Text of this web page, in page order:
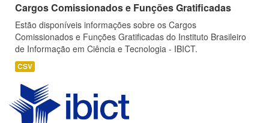
Cargos Comissionados e Funções Gratificadas
Estão disponíveis informações sobre os Cargos
Comissionados e Funções Gratificadas do Instituto Brasileiro
de Informação em Ciência e Tecnologia - IBICT.
CSV